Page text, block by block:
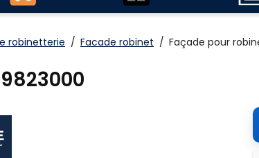
robinetterie / Facade robinet / Façade pour